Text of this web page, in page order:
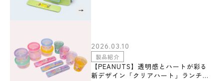
2026.03.10
製品紹介
【PEANUTS】透明感とハートが彩る
新デザイン「クリアハート」ランチグ